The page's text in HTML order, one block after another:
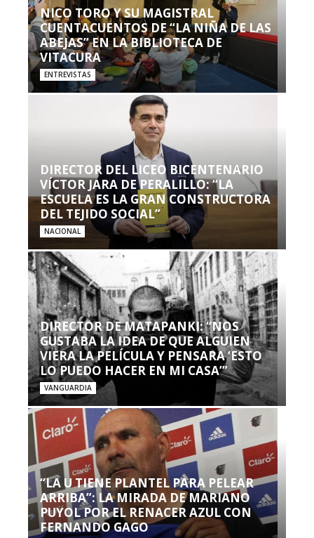
NICO TORO Y SU MAGISTRAL
CUENTACUENTOS DE “LA NIÑA DE LAS
ABEJAS” EN LA BIBLIOTECA DE
VITACURA
ENTREVISTAS
DIRECTOR DEL LICEO BICENTENARIO
VÍCTOR JARA DE PERALILLO: “LA
ESCUELA ES LA GRAN CONSTRUCTORA
DEL TEJIDO SOCIAL”
NACIONAL
DIRECTOR DE MATAPANKI: “NOS
GUSTABA LA IDEA DE QUE ALGUIEN
VIERA LA PELÍCULA Y PENSARA ‘ESTO
LO PUEDO HACER EN MI CASA’”
VANGUARDIA
“LA U TIENE PLANTEL PARA PELEAR
ARRIBA”: LA MIRADA DE MARIANO
PUYOL POR EL RENACER AZUL CON
FERNANDO GAGO